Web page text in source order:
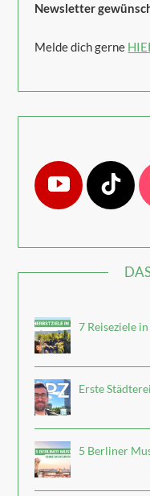
Newsletter
Melde dich gerne
7 Reiseziele
Erste
5 Berliner